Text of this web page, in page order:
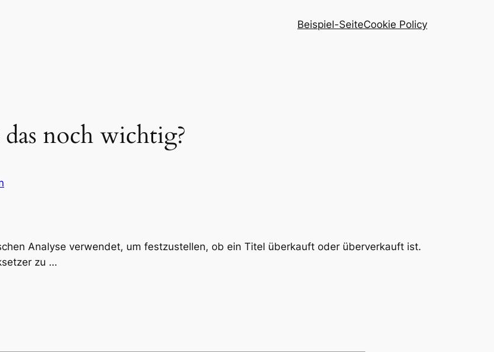
Beispiel-SeiteCookie Policy
noch wichtig?
Analyse verwendet, um festzustellen, ob ein Titel überkauft oder überverkauft ist.
zu …